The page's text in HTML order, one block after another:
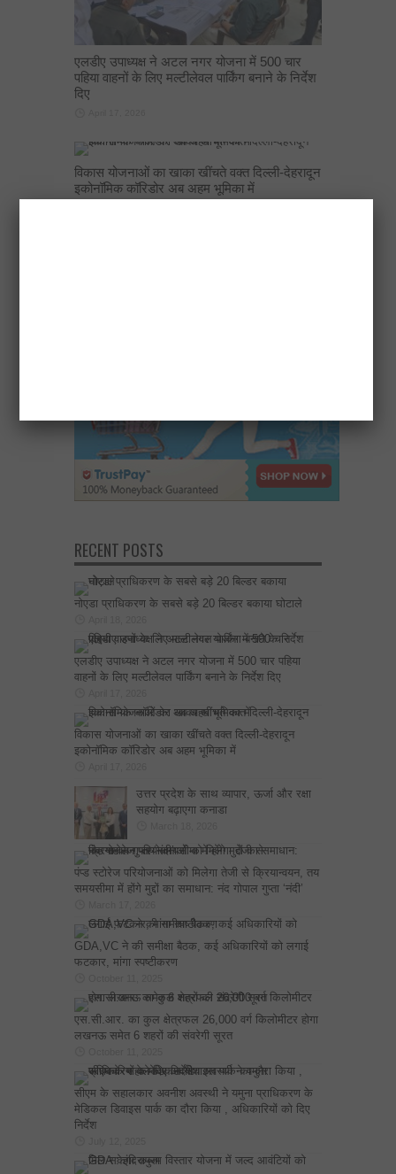
एलडीए उपाध्यक्ष ने अटल नगर योजना में 500 चार
पहिया वाहनों के लिए मल्टीलेवल पार्किंग बनाने के निर्देश
दिए
विकास योजनाओं का खाका खींचते वक्त दिल्ली-देहरादून
इकोनॉमिक कॉरिडोर अब अहम भूमिका में
RECENT POSTS
नोएडा प्राधिकरण के सबसे बड़े 20 बिल्डर बकाया घोटाले
एलडीए उपाध्यक्ष ने अटल नगर योजना में 500 चार पहिया
वाहनों के लिए मल्टीलेवल पार्किंग बनाने के निर्देश दिए
विकास योजनाओं का खाका खींचते वक्त दिल्ली-देहरादून
इकोनॉमिक कॉरिडोर अब अहम भूमिका में
उत्तर प्रदेश के साथ व्यापार, ऊर्जा और रक्षा
सहयोग बढ़ाएगा कनाडा
पंप्ड स्टोरेज परियोजनाओं को मिलेगा तेजी से क्रियान्वयन, तय
समयसीमा में होंगे मुद्दों का समाधान: नंद गोपाल गुप्ता ‘नंदी’
GDA,VC ने की समीक्षा बैठक, कई अधिकारियों को लगाई
फटकार, मांगा स्पष्टीकरण
एस.सी.आर. का कुल क्षेत्रफल 26,000 वर्ग किलोमीटर होगा
लखनऊ समेत 6 शहरों की संवरेगी सूरत
सीएम के सहालकार अवनीश अवस्थी ने यमुना प्राधिकरण के
मेडिकल डिवाइस पार्क का दौरा किया , अधिकारियों को दिए
निर्देश